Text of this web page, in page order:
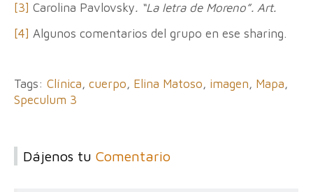
[3] Carolina Pavlovsky. “La letra de Moreno”. Art.
[4] Algunos comentarios del grupo en ese sharing.
Tags: Clínica, cuerpo, Elina Matoso, imagen, Mapa,
Speculum 3
Dájenos tu Comentario